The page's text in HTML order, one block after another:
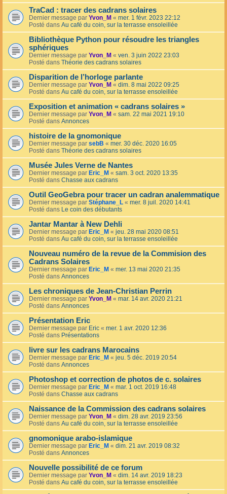
TraCad : tracer des cadrans solaires
Dernier message par Yvon_M « mer. 1 févr. 2023 22:12
Posté dans Au café du coin, sur la terrasse ensoleillée
Bibliothèque Python pour résoudre les triangles
sphériques
Dernier message par Yvon_M « ven. 3 juin 2022 23:03
Posté dans Théorie des cadrans solaires
Disparition de l’horloge parlante
Dernier message par Yvon_M « dim. 8 mai 2022 09:25
Posté dans Au café du coin, sur la terrasse ensoleillée
Exposition et animation « cadrans solaires »
Dernier message par Yvon_M « sam. 22 mai 2021 19:10
Posté dans Annonces
histoire de la gnomonique
Dernier message par sebB « mer. 30 déc. 2020 16:05
Posté dans Théorie des cadrans solaires
Musée Jules Verne de Nantes
Dernier message par Eric_M « sam. 3 oct. 2020 13:35
Posté dans Chasse aux cadrans
Outil GeoGebra pour tracer un cadran analemmatique
Dernier message par Stéphane_L « mer. 8 juil. 2020 14:41
Posté dans Le coin des débutants
Jantar Mantar à New Dehli
Dernier message par Eric_M « jeu. 28 mai 2020 08:51
Posté dans Au café du coin, sur la terrasse ensoleillée
Nouveau numéro de la revue de la Commision des
Cadrans Solaires
Dernier message par Eric_M « mer. 13 mai 2020 21:35
Posté dans Annonces
Les chroniques de Jean-Christian Perrin
Dernier message par Yvon_M « mar. 14 avr. 2020 21:21
Posté dans Annonces
Présentation Eric
Dernier message par Eric « mer. 1 avr. 2020 12:36
Posté dans Présentations
livre sur les cadrans Marocains
Dernier message par Eric_M « jeu. 5 déc. 2019 20:54
Posté dans Annonces
Photoshop et correction de photos de c. solaires
Dernier message par Eric_M « mar. 1 oct. 2019 16:48
Posté dans Chasse aux cadrans
Naissance de la Commission des cadrans solaires
Dernier message par Yvon_M « dim. 28 avr. 2019 23:56
Posté dans Au café du coin, sur la terrasse ensoleillée
gnomonique arabo-islamique
Dernier message par Eric_M « dim. 21 avr. 2019 08:32
Posté dans Annonces
Nouvelle possibilité de ce forum
Dernier message par Yvon_M « dim. 14 avr. 2019 18:23
Posté dans Au café du coin, sur la terrasse ensoleillée